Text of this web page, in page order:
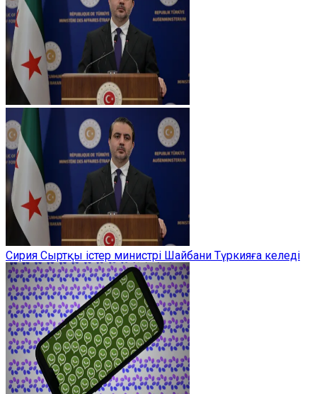
Сирия Сыртқы істер министрі Шайбани Түркияға келеді